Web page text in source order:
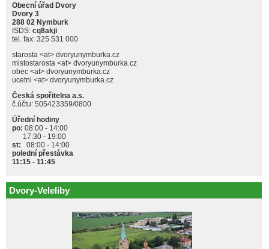
Obecní úřad Dvory
Dvory 3
288 02 Nymburk
ISDS: cq8akji
tel. fax: 325 531 000
starosta <at> dvoryunymburka.cz
mistostarosta <at> dvoryunymburka.cz
obec <at> dvoryunymburka.cz
ucetni <at> dvoryunymburka.cz
Česká spořitelna a.s.
č.účtu: 505423359/0800
Úřední hodiny
po: 08:00 - 14:00
17:30 - 19:00
st: 08:00 - 14:00
polední přestávka
11:15 - 11:45
Dvory-Veleliby